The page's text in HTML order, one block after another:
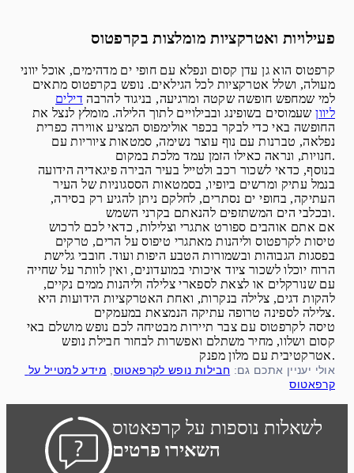
פעילויות ואטרקציות מומלצות בקרפטוס
קרפטוס הוא גן עדן קסום ונפלא עם חופי ים מדהימים, אוכל יווני
מעולה, ושלל אטרקציות לכל הגילאים. נופש בקרפטוס מתאים
למי שמחפש חופשה שקטה ומרגיעה, בניגוד להרבה דילים
ליווןשעמוסים בשופינג ובבילויים לתוך הלילה. מומלץ לנצל את
החופשה באי כדי לבקר בכפר אולימפוס המציע אווירה כפרית
נפלאה, טברנות עם נוף עוצר נשימה, סמטאות ציוריות עם
חנויות, ונראה כאילו הזמן עמד מלכת במקום.
בנוסף, כדאי לשכור רכב ולטייל בעיר הבירה פיגאדיה הידועה
בנמל עתיק ומרשים ביופיו, בסמטאות הססגוניות של העיר
העתיקה, בחופי ים נסתרים, לחלקם ניתן להגיע רק בסירה,
ובכלבי הים המשתזפים להנאתם בקרני השמש.
אם אתם אוהבים ספורט אתגרי וצלילות, כדאי לכם לרכוש
טיסות לקרפטוס וליהנות מאתגרי טיפוס על הרים, טרקים
בפסגות הגבוהות ובשמורות הטבע היפות ועוד. חובבי גלישת
הרוח יוכלו לשכור ציוד איכותי במועדונים, ואין לוותר על שחייה
עם שנורקלים או לצאת לספארי צלילה וליהנות ממים נקיים,
להקות דגים, צלילה בנקרות, ואחת האטרקציות הידועות היא
צלילה לספינה טרופה עתיקה הנמצאת במעמקים.
טיסה לקרפטוס עם צבר תיירות מבטיחה לכם נופש מושלם באי
קסום ושלוו, מחיר משתלם ואפשרות לבחור חבילת נופש
אטרקטיבית עם מלון מפנק.
אולי יעניין אתכם גם: חבילות נופש לקרפאטוס,
קרפאטוס
לשאלות נוספות על קרפאטוס
השאירו פרטים